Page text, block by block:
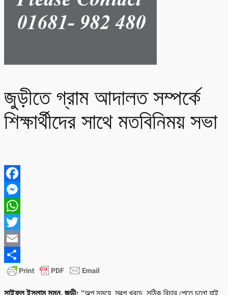
জুড়ীতে গ্রাম আদালত সম্পর্কে
শিক্ষার্থীদের সাথে মতবিনিময় সভা
Facebook
Messenger
WhatsApp
Twitter
Email
Share
সাইফুল ইসলাম সুমন, জুড়ী: "অল্প সময়ে, স্বল্প খরচে, সঠিক বিচার পেতে চলো যাই